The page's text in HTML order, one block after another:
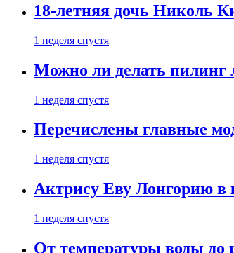
18-летняя дочь Николь
1 неделя спустя
Можно ли делать пилинг
1 неделя спустя
Перечислены главные
1 неделя спустя
Актрису Еву Лонгорию в
1 неделя спустя
От температуры воды до